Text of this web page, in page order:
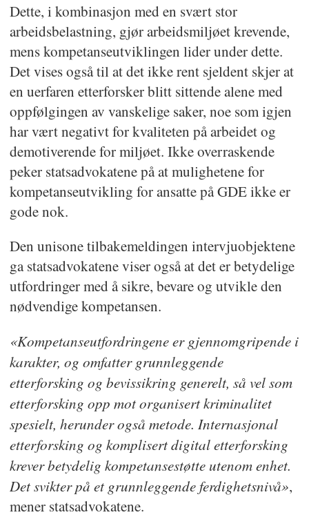
Dette, i kombinasjon med en svært stor
arbeidsbelastning, gjør arbeidsmiljøet krevende,
mens kompetanseutviklingen lider under dette.
Det vises også til at det ikke rent sjeldent skjer at
en uerfaren etterforsker blitt sittende alene med
oppfølgingen av vanskelige saker, noe som igjen
har vært negativt for kvaliteten på arbeidet og
demotiverende for miljøet. Ikke overraskende
peker statsadvokatene på at mulighetene for
kompetanseutvikling for ansatte på GDE ikke er
gode nok.
Den unisone tilbakemeldingen intervjuobjektene
ga statsadvokatene viser også at det er betydelige
utfordringer med å sikre, bevare og utvikle den
nødvendige kompetansen.
«Kompetanseutfordringene er gjennomgripende i
karakter, og omfatter grunnleggende
etterforsking og bevissikring generelt, så vel som
etterforsking opp mot organisert kriminalitet
spesielt, herunder også metode. Internasjonal
etterforsking og komplisert digital etterforsking
krever betydelig kompetansestøtte utenom enhet.
Det svikter på et grunnleggende ferdighetsnivå»,
mener statsadvokatene.